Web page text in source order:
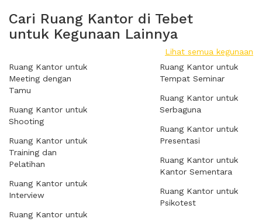
Cari Ruang Kantor di Tebet
untuk Kegunaan Lainnya
Lihat semua kegunaan
Ruang Kantor untuk
Meeting dengan
Tamu
Ruang Kantor untuk
Shooting
Ruang Kantor untuk
Training dan
Pelatihan
Ruang Kantor untuk
Interview
Ruang Kantor untuk
Ruang Kantor untuk
Tempat Seminar
Ruang Kantor untuk
Serbaguna
Ruang Kantor untuk
Presentasi
Ruang Kantor untuk
Kantor Sementara
Ruang Kantor untuk
Psikotest